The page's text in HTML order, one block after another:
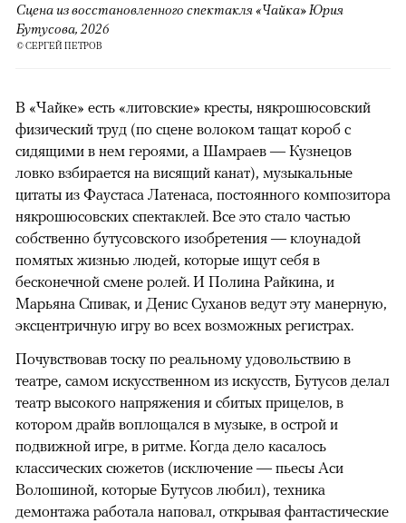
Сцена из восстановленного спектакля «Чайка» Юрия
Бутусова, 2026
© СЕРГЕЙ ПЕТРОВ
В «Чайке» есть «литовские» кресты, някрошюсовский
физический труд (по сцене волоком тащат короб с
сидящими в нем героями, а Шамраев — Кузнецов
ловко взбирается на висящий канат), музыкальные
цитаты из Фаустаса Латенаса, постоянного композитора
някрошюсовских спектаклей. Все это стало частью
собственно бутусовского изобретения — клоунадой
помятых жизнью людей, которые ищут себя в
бесконечной смене ролей. И Полина Райкина, и
Марьяна Спивак, и Денис Суханов ведут эту манерную,
эксцентричную игру во всех возможных регистрах.
Почувствовав тоску по реальному удовольствию в
театре, самом искусственном из искусств, Бутусов делал
театр высокого напряжения и сбитых прицелов, в
котором драйв воплощался в музыке, в острой и
подвижной игре, в ритме. Когда дело касалось
классических сюжетов (исключение — пьесы Аси
Волошиной, которые Бутусов любил), техника
демонтажа работала наповал, открывая фантастические